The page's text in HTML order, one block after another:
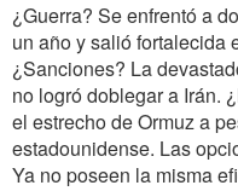
¿Guerra? Se enfrentó a
un año y salió fortalecida
¿Sanciones? La
no logró doblegar a Irán.
el estrecho de Ormuz a
estadounidense. Las
Ya no poseen la misma